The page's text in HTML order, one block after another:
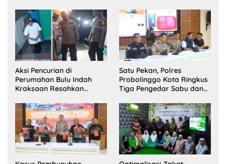
Disabilitas di Dringu
Aksi Pencurian di
Perumahan Bulu Indah
Kraksaan Resahkan
Satu Pekan, Polres
Probolinggo Kota Ringkus
Tiga Pengedar Sabu dan